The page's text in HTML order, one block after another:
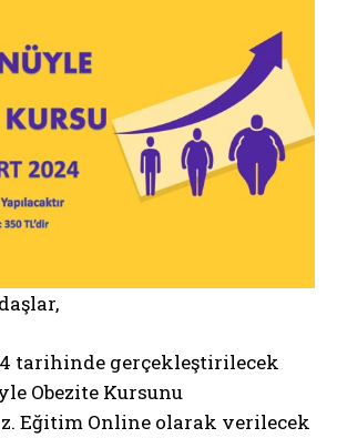
tarihinde gerçekleştirilecek
Obezite Kursunu
Eğitim Online olarak verilecek